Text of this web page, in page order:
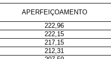
APERFEIÇOAMENTO
222,96
222,15
217,15
212,31